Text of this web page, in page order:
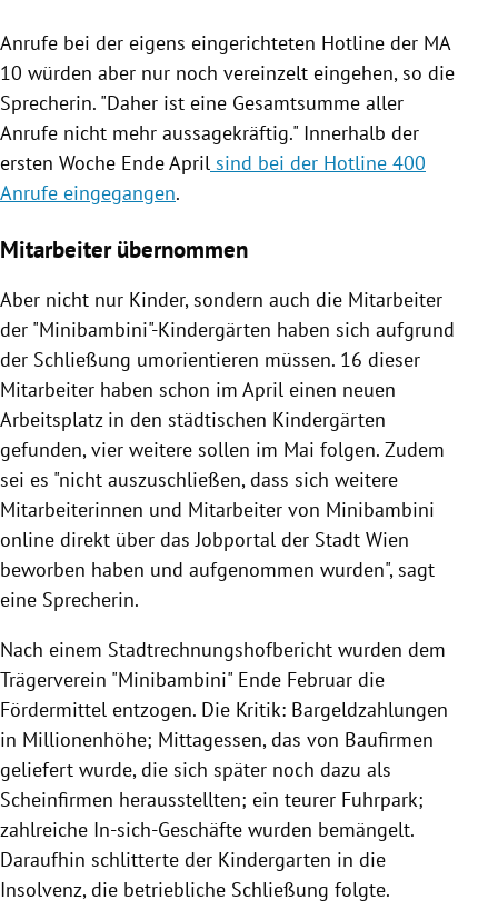
Anrufe bei der eigens eingerichteten Hotline der MA
10 würden aber nur noch vereinzelt eingehen, so die
Sprecherin. "Daher ist eine Gesamtsumme aller
Anrufe nicht mehr aussagekräftig." Innerhalb der
ersten Woche Ende April sind bei der Hotline 400
Anrufe eingegangen.
Mitarbeiter übernommen
Aber nicht nur Kinder, sondern auch die Mitarbeiter
der "Minibambini"-Kindergärten haben sich aufgrund
der Schließung umorientieren müssen. 16 dieser
Mitarbeiter haben schon im April einen neuen
Arbeitsplatz in den städtischen Kindergärten
gefunden, vier weitere sollen im Mai folgen. Zudem
sei es "nicht auszuschließen, dass sich weitere
Mitarbeiterinnen und Mitarbeiter von Minibambini
online direkt über das Jobportal der Stadt Wien
beworben haben und aufgenommen wurden", sagt
eine Sprecherin.
Nach einem Stadtrechnungshofbericht wurden dem
Trägerverein "Minibambini" Ende Februar die
Fördermittel entzogen. Die Kritik: Bargeldzahlungen
in Millionenhöhe; Mittagessen, das von Baufirmen
geliefert wurde, die sich später noch dazu als
Scheinfirmen herausstellten; ein teurer Fuhrpark;
zahlreiche In-sich-Geschäfte wurden bemängelt.
Daraufhin schlitterte der Kindergarten in die
Insolvenz, die betriebliche Schließung folgte.